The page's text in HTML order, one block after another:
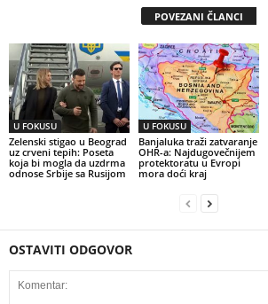
POVEZANI ČLANCI
U FOKUSU
Zelenski stigao u Beograd
uz crveni tepih: Poseta
koja bi mogla da uzdrma
odnose Srbije sa Rusijom
U FOKUSU
Banjaluka traži zatvaranje
OHR-a: Najdugovečnijem
protektoratu u Evropi
mora doći kraj
OSTAVITI ODGOVOR